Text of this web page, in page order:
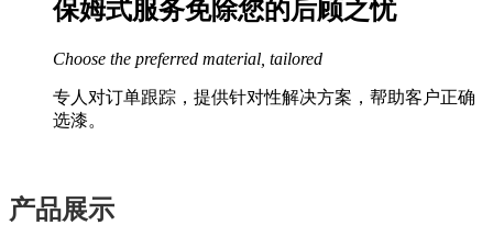
保姆式服务免除您的后顾之忧
Choose the preferred material, tailored
专人对订单跟踪，提供针对性解决方案，帮助客户正确
选漆。
产品展示